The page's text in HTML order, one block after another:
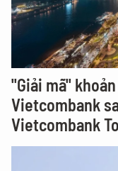
"Giải mã"
Vietcombank
Vietcombank